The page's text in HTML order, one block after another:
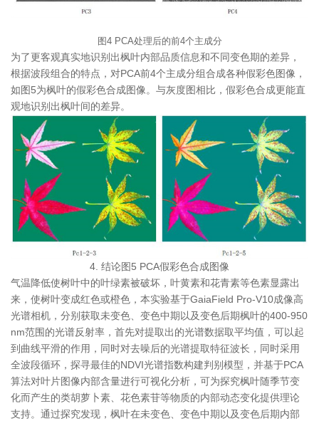
图4 PCA处理后的前4个主成分
为了更客观真实地识别出枫叶内部品质信息和不同变色期的差异，
根据波段组合的特点，对PCA前4个主成分组合成各种假彩色图像，
如图5为枫叶的假彩色合成图像。与灰度图相比，假彩色合成更能直
观地识别出枫叶间的差异。
4. 结论图5 PCA假彩色合成图像
气温降低使树叶中的叶绿素被破坏，叶黄素和花青素等色素显露出
来，使树叶变成红色或橙色，本实验基于GaiaField Pro-V10成像高
光谱相机，分别获取未变色、变色中期以及变色后期枫叶的400-950
nm范围的光谱反射率，首先对提取出的光谱数据取平均值，可以起
到曲线平滑的作用，同时对去噪后的光谱提取特征波长，同时采用
全波段循环，探寻最佳的NDVI光谱指数构建判别模型，并基于PCA
算法对叶片图像内部含量进行可视化分析，可为探究枫叶随季节变
化而产生的类胡萝卜素、花色素苷等物质的内部动态变化提供理论
支持。通过探究发现，枫叶在未变色、变色中期以及变色后期内部